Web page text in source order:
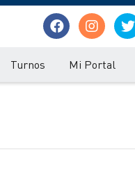
Turnos Mi Portal